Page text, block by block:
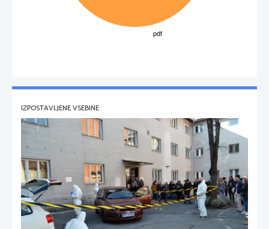
IZPOSTAVLJENE VSEBINE